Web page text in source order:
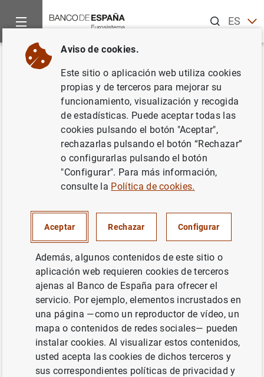
ESEN
Inicio Publicaciones
Volver
Una taxonomía de actividades
sostenibles para Europa
Autor: Luna Romo González
FINANZAS SOSTENIBLES
CAMBIO CLIMÁTICO Y TRANSICIÓN
ECOLÓGICA
UNIÓN EUROPEA INVERSIÓN EMPRESARIAL
Documento completo
Aviso de cookies.
Este sitio o aplicación web utiliza cookies
propias y de terceros para mejorar su
funcionamiento, visualización y recogida
de estadísticas. Puede aceptar todas las
cookies pulsando el botón "Aceptar",
rechazarlas pulsando el botón “Rechazar”
o configurarlas pulsando el botón
"Configurar". Para más información,
consulte la Política de cookies.
Aceptar Rechazar Configurar
Además, algunos contenidos de este sitio o
aplicación web requieren cookies de terceros
ajenas al Banco de España para ofrecer el
servicio. Por ejemplo, elementos incrustados en
una página —como un reproductor de vídeo, un
mapa o contenidos de redes sociales— pueden
instalar cookies. Al visualizar estos contenidos,
usted acepta las cookies de dichos terceros y
sus correspondientes políticas de privacidad y